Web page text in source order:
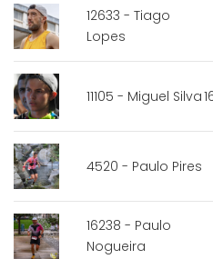
12633 - Tiago
Lopes
11105 - Miguel Silva
4520 - Paulo Pires
16238 - Paulo
Nogueira